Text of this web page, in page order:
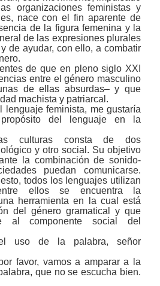
organizaciones feministas y
nace con el fin aparente de
de la figura femenina y la
de las expresiones plurales
de ayudar, con ello, a combatir
de que en pleno siglo XXI
entre el género masculino
de ellas absurdas‒ y que
machista y patriarcal.
lenguaje feminista, me gustaría
del lenguaje en la
culturas consta de dos
y otro social. Su objetivo
la combinación de sonido-
puedan comunicarse.
todos los lenguajes utilizan
ellos se encuentra la
herramienta en la cual está
del género gramatical y que
al componente social del
uso de la palabra, señor
favor, vamos a amparar a la
que no se escucha bien.